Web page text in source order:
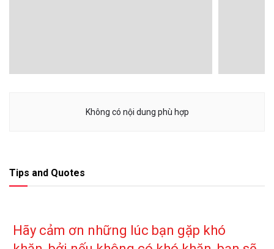
Không có nội dung phù hợp
Tips and Quotes
Hãy cảm ơn những lúc bạn gặp khó